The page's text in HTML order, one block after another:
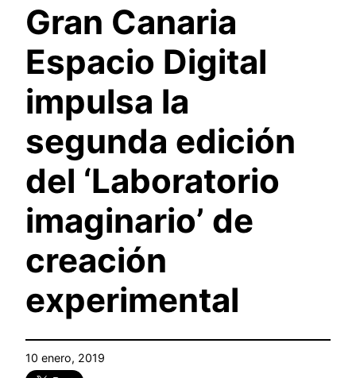
Gran Canaria
Espacio Digital
impulsa la
segunda edición
del ‘Laboratorio
imaginario’ de
creación
experimental
10 enero, 2019